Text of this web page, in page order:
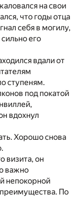
на свои
что годы отца
себя в могилу,
его
вдали от
ступеням.
под покатой
вдохнул
Хорошо снова
визита, он
важно
непокорной
преимущества. По